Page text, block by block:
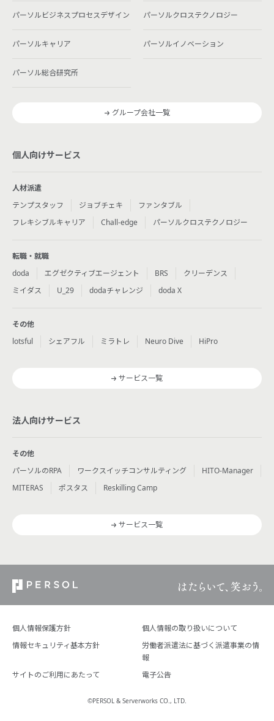
パーソルビジネスプロセスデザイン パーソルクロステクノロジー
パーソルキャリア パーソルイノベーション
パーソル総合研究所
グループ会社一覧
個人向けサービス
人材派遣
テンプスタッフ
ジョブチェキ
ファンタブル
フレキシブルキャリア
Chall-edge パーソルクロステクノロジー
転職・就職
doda
エグゼクティブエージェント BRS
クリーデンス
ミイダス
U_29 dodaチャレンジ doda X
その他
lotsful
シェアフル ミラトレ Neuro Dive HiPro
サービス一覧
法人向けサービス
その他
パーソルのRPA
ワークスイッチコンサルティング
HITO-Manager
MITERAS
ポスタス Reskilling Camp
サービス一覧
個人情報保護方針
個人情報の取り扱いについて
情報セキュリティ基本方針
労働者派遣法に基づく派遣事業の情
報
サイトのご利用にあたって
電子公告
©PERSOL & Serverworks CO., LTD.